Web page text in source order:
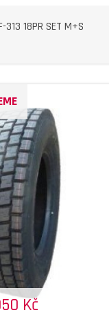
313 18PR SET M+S
Kč
DETAIL